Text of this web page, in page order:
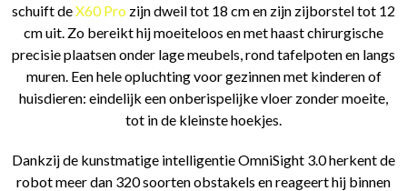
schuift deX60 Pro zijn dweil tot 18 cm en zijn zijborstel tot 12
cm uit. Zo bereikt hij moeiteloos en met haast chirurgische
precisie plaatsen onder lage meubels, rond tafelpoten en langs
muren. Een hele opluchting voor gezinnen met kinderen of
huisdieren: eindelijk een onberispelijke vloer zonder moeite,
tot in de kleinste hoekjes.
Dankzij de kunstmatige intelligentie OmniSight 3.0 herkent de
robot meer dan 320 soorten obstakels en reageert hij binnen